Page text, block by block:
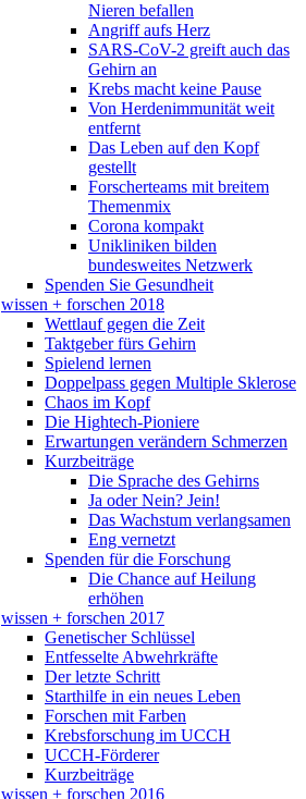
Nieren befallen
Angriff aufs Herz
SARS-CoV-2 greift auch das
Gehirn an
Krebs macht keine Pause
Von Herdenimmunität weit
entfernt
Das Leben auf den Kopf
gestellt
Forscherteams mit breitem
Themenmix
Corona kompakt
Unikliniken bilden
bundesweites Netzwerk
Spenden Sie Gesundheit
wissen + forschen 2018
Wettlauf gegen die Zeit
Taktgeber fürs Gehirn
Spielend lernen
Doppelpass gegen Multiple Sklerose
Chaos im Kopf
Die Hightech-Pioniere
Erwartungen verändern Schmerzen
Kurzbeiträge
Die Sprache des Gehirns
Ja oder Nein? Jein!
Das Wachstum verlangsamen
Eng vernetzt
Spenden für die Forschung
Die Chance auf Heilung
erhöhen
wissen + forschen 2017
Genetischer Schlüssel
Entfesselte Abwehrkräfte
Der letzte Schritt
Starthilfe in ein neues Leben
Forschen mit Farben
Krebsforschung im UCCH
UCCH-Förderer
Kurzbeiträge
wissen + forschen 2016